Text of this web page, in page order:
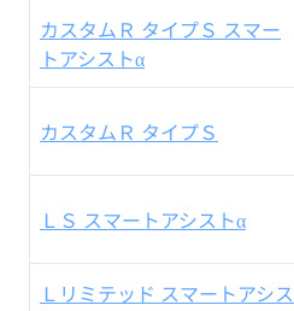
カスタムＲ タイプＳ スマー
トアシストα
カスタムＲ タイプＳ
ＬＳ スマートアシストα
Ｌリミテッド スマートアシス